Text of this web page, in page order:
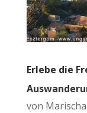
Erlebe die
von